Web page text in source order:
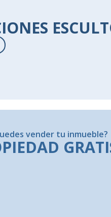
vender tu inmueble?